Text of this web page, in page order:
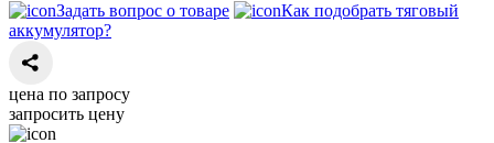
Задать вопрос о товаре
Как подобрать тяговый
аккумулятор?
цена по запросу
запросить цену